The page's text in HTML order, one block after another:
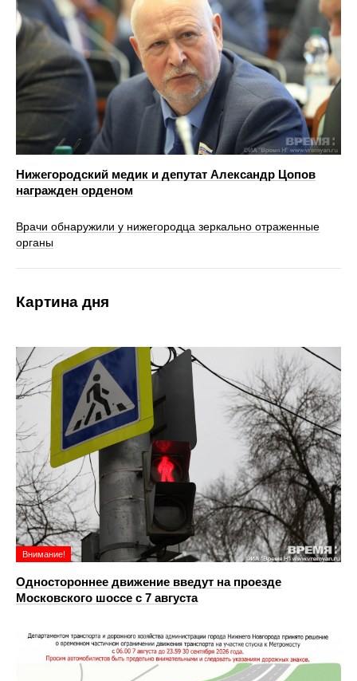
Нижегородский медик и депутат Александр Цопов
награжден орденом
Врачи обнаружили у нижегородца зеркально отраженные
органы
Картина дня
Внимание!
Одностороннее движение введут на проезде
Московского шоссе с 7 августа